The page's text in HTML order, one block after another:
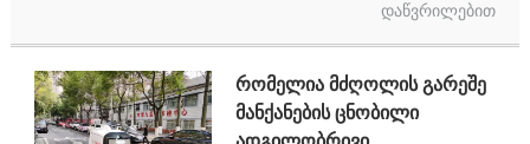
დაწვრილებით
რომელია მძღოლის გარეშე
მანქანების ცნობილი